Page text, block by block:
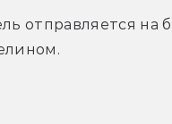
отправляется на